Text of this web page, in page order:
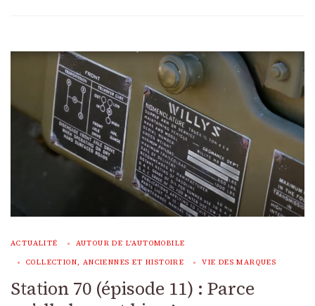
ACTUALITÉ AUTOUR DE L'AUTOMOBILE
COLLECTION, ANCIENNES ET HISTOIRE VIE DES MARQUES
Station 70 (épisode 11) : Parce